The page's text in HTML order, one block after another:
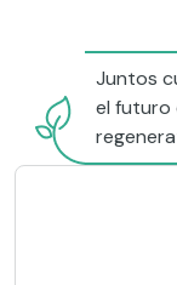
Juntos
el futuro